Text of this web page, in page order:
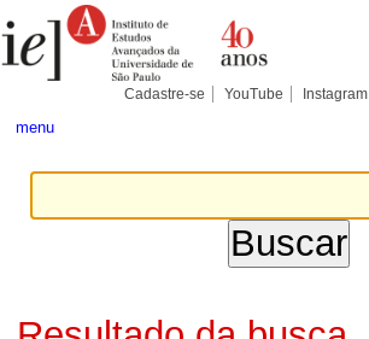
para
conteúdo.
Pessoais
Cadastre-se YouTube Instagram
menu